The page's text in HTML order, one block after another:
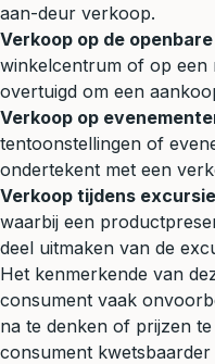
aan-deur verkoop.
Verkoop op de
winkelcentrum of op een
overtuigd om een
Verkoop op
tentoonstellingen of
ondertekent met een
Verkoop tijdens
waarbij een
deel uitmaken van de
Het kenmerkende van
consument vaak
na te denken of prijzen
consument